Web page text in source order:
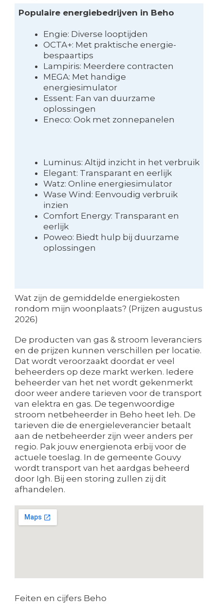
Populaire energiebedrijven in Beho
Engie: Diverse looptijden
OCTA+: Met praktische energie-
bespaartips
Lampiris: Meerdere contracten
MEGA: Met handige
energiesimulator
Essent: Fan van duurzame
oplossingen
Eneco: Ook met zonnepanelen
Luminus: Altijd inzicht in het verbruik
Elegant: Transparant en eerlijk
Watz: Online energiesimulator
Wase Wind: Eenvoudig verbruik
inzien
Comfort Energy: Transparant en
eerlijk
Poweo: Biedt hulp bij duurzame
oplossingen
Wat zijn de gemiddelde energiekosten
rondom mijn woonplaats? (Prijzen augustus
2026)
De producten van gas & stroom leveranciers
en de prijzen kunnen verschillen per locatie.
Dat wordt veroorzaakt doordat er veel
beheerders op deze markt werken. Iedere
beheerder van het net wordt gekenmerkt
door weer andere tarieven voor de transport
van elektra en gas. De tegenwoordige
stroom netbeheerder in Beho heet Ieh. De
tarieven die de energieleverancier betaalt
aan de netbeheerder zijn weer anders per
regio. Pak jouw energienota erbij voor de
actuele toeslag. In de gemeente Gouvy
wordt transport van het aardgas beheerd
door Igh. Bij een storing zullen zij dit
afhandelen.
Feiten en cijfers Beho